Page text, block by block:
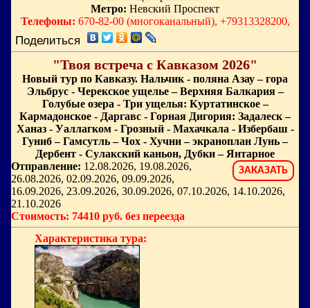
Метро: Невский Проспект
Телефоны: 670-82-00 (многоканальный), +79313328200,
Поделиться
"Твоя встреча с Кавказом 2026"
Новый тур по Кавказу. Нальчик - поляна Азау – гора
Эльбрус - Черекское ущелье – Верхняя Балкария –
Голубые озера - Три ущелья: Куртатинское –
Кармадонское - Даргавс - Горная Дигория: Задалеск –
Ханаз - Уаллагком - Грозный - Махачкала - Избербаш -
Гуниб – Гамсутль – Чох - Хучни – экраноплан Лунь –
Дербент - Сулакский каньон, Дубки – Янтарное
ЗАКАЗАТЬ
Отправление: 12.08.2026, 19.08.2026,
26.08.2026, 02.09.2026, 09.09.2026,
16.09.2026, 23.09.2026, 30.09.2026, 07.10.2026, 14.10.2026,
21.10.2026
Стоимость: 74410 руб. без переезда
Характеристика тура: